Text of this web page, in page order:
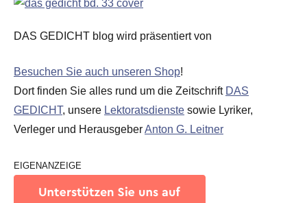
DAS GEDICHT blog wird präsentiert von
Besuchen Sie auch unseren Shop!
Dort finden Sie alles rund um die Zeitschrift DAS
GEDICHT, unsere Lektoratsdienste sowie Lyriker,
Verleger und HerausgeberAnton G. Leitner
EIGENANZEIGE